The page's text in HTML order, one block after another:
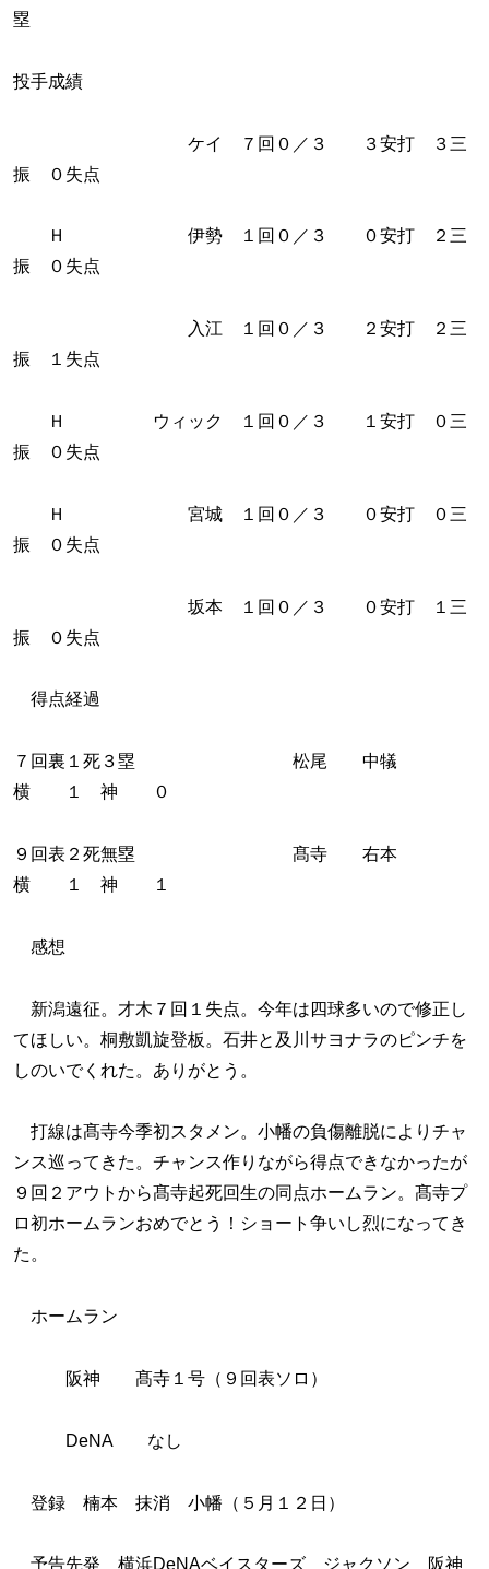
塁
投手成績
ケイ ７回０／３ ３安打 ３三
振 ０失点
Ｈ 伊勢 １回０／３ ０安打 ２三
振 ０失点
入江 １回０／３ ２安打 ２三
振 １失点
Ｈ ウィック １回０／３ １安打 ０三
振 ０失点
Ｈ 宮城 １回０／３ ０安打 ０三
振 ０失点
坂本 １回０／３ ０安打 １三
振 ０失点
得点経過
７回裏１死３塁 松尾 中犠
横 １ 神 ０
９回表２死無塁 髙寺 右本
横 １ 神 １
感想
新潟遠征。才木７回１失点。今年は四球多いので修正し
てほしい。桐敷凱旋登板。石井と及川サヨナラのピンチを
しのいでくれた。ありがとう。
打線は髙寺今季初スタメン。小幡の負傷離脱によりチャ
ンス巡ってきた。チャンス作りながら得点できなかったが
９回２アウトから髙寺起死回生の同点ホームラン。髙寺プ
ロ初ホームランおめでとう！ショート争いし烈になってき
た。
ホームラン
阪神 髙寺１号（９回表ソロ）
DeNA なし
登録 楠本 抹消 小幡（５月１２日）
予告先発 横浜DeNAベイスターズ ジャクソン 阪神